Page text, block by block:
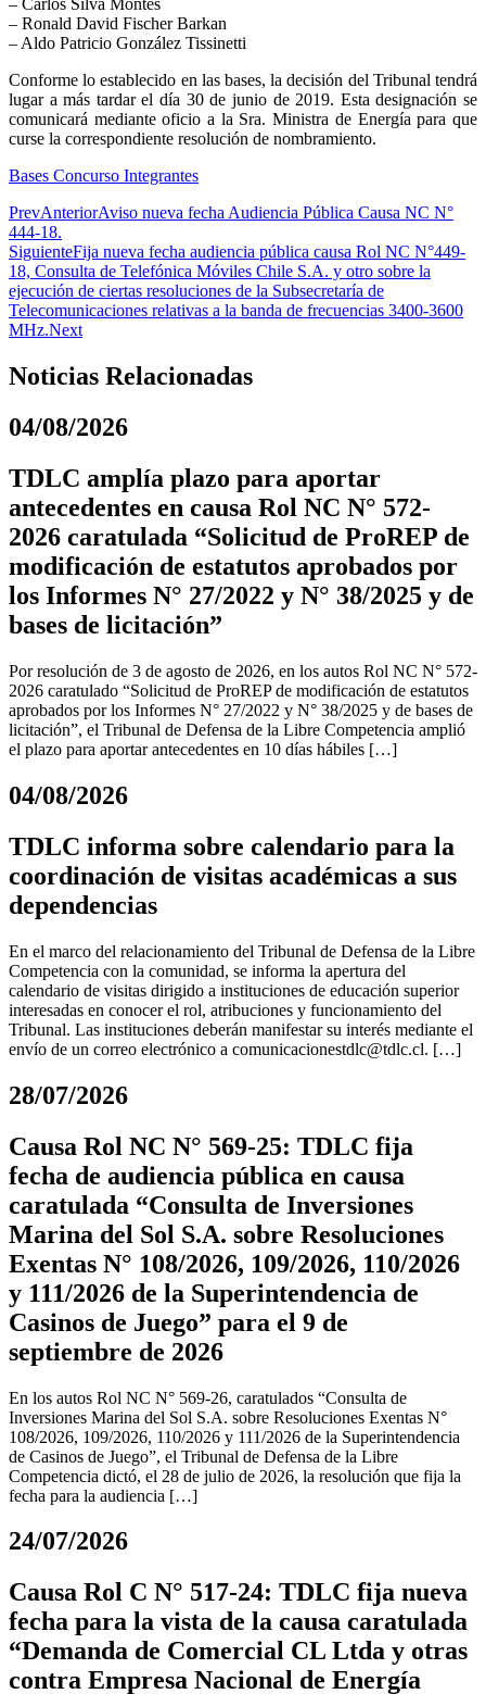
– Carlos Silva Montes
– Ronald David Fischer Barkan
– Aldo Patricio González Tissinetti
Conforme lo establecido en las bases, la decisión del Tribunal tendrá
lugar a más tardar el día 30 de junio de 2019. Esta designación se
comunicará mediante oficio a la Sra. Ministra de Energía para que
curse la correspondiente resolución de nombramiento.
Bases Concurso Integrantes
PrevAnteriorAviso nueva fecha Audiencia Pública Causa NC N°
444-18.
SiguienteFija nueva fecha audiencia pública causa Rol NC N°449-
18, Consulta de Telefónica Móviles Chile S.A. y otro sobre la
ejecución de ciertas resoluciones de la Subsecretaría de
Telecomunicaciones relativas a la banda de frecuencias 3400-3600
MHz.Next
Noticias Relacionadas
04/08/2026
TDLC amplía plazo para aportar
antecedentes en causa Rol NC N° 572-
2026 caratulada “Solicitud de ProREP de
modificación de estatutos aprobados por
los Informes N° 27/2022 y N° 38/2025 y de
bases de licitación”
Por resolución de 3 de agosto de 2026, en los autos Rol NC N° 572-
2026 caratulado “Solicitud de ProREP de modificación de estatutos
aprobados por los Informes N° 27/2022 y N° 38/2025 y de bases de
licitación”, el Tribunal de Defensa de la Libre Competencia amplió
el plazo para aportar antecedentes en 10 días hábiles […]
04/08/2026
TDLC informa sobre calendario para la
coordinación de visitas académicas a sus
dependencias
En el marco del relacionamiento del Tribunal de Defensa de la Libre
Competencia con la comunidad, se informa la apertura del
calendario de visitas dirigido a instituciones de educación superior
interesadas en conocer el rol, atribuciones y funcionamiento del
Tribunal. Las instituciones deberán manifestar su interés mediante el
envío de un correo electrónico a comunicacionestdlc@tdlc.cl. […]
28/07/2026
Causa Rol NC N° 569-25: TDLC fija
fecha de audiencia pública en causa
caratulada “Consulta de Inversiones
Marina del Sol S.A. sobre Resoluciones
Exentas N° 108/2026, 109/2026, 110/2026
y 111/2026 de la Superintendencia de
Casinos de Juego” para el 9 de
septiembre de 2026
En los autos Rol NC N° 569-26, caratulados “Consulta de
Inversiones Marina del Sol S.A. sobre Resoluciones Exentas N°
108/2026, 109/2026, 110/2026 y 111/2026 de la Superintendencia
de Casinos de Juego”, el Tribunal de Defensa de la Libre
Competencia dictó, el 28 de julio de 2026, la resolución que fija la
fecha para la audiencia […]
24/07/2026
Causa Rol C N° 517-24: TDLC fija nueva
fecha para la vista de la causa caratulada
“Demanda de Comercial CL Ltda y otras
contra Empresa Nacional de Energía